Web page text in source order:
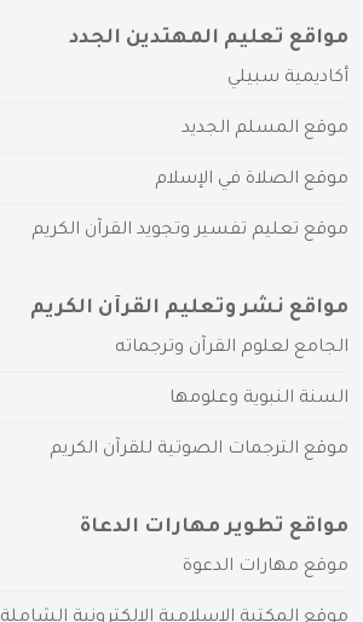
مواقع تعليم المهتدين الجدد
أكاديمية سبيلي
موقع المسلم الجديد
موقع الصلاة في الإسلام
موقع تعليم تفسير وتجويد القرآن الكريم
مواقع نشر وتعليم القرآن الكريم
الجامع لعلوم القرآن وترجماته
السنة النبوية وعلومها
موقع الترجمات الصوتية للقرآن الكريم
مواقع تطوير مهارات الدعاة
موقع مهارات الدعوة